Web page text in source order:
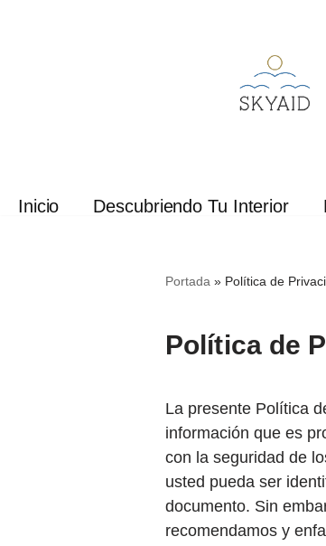
Inicio Descubriendo Tu Interior
Portada » Política de
Política de
La presente Política
información que es
con la seguridad de
usted pueda ser
documento. Sin
recomendamos y